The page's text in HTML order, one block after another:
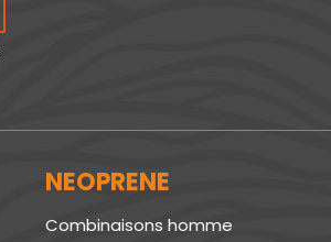
NEOPRENE
Combinaisons homme